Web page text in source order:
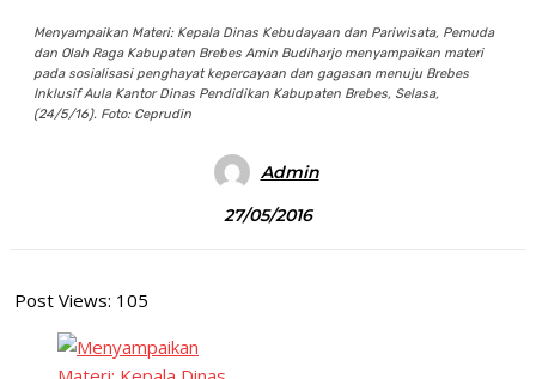
Menyampaikan Materi: Kepala Dinas Kebudayaan dan Pariwisata, Pemuda
dan Olah Raga Kabupaten Brebes Amin Budiharjo menyampaikan materi
pada sosialisasi penghayat kepercayaan dan gagasan menuju Brebes
Inklusif Aula Kantor Dinas Pendidikan Kabupaten Brebes, Selasa,
(24/5/16). Foto: Ceprudin
Admin
27/05/2016
Post Views: 105